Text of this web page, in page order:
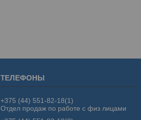
+375 (44) 551-82-18 1
Отдел продаж по работе с физ лицами